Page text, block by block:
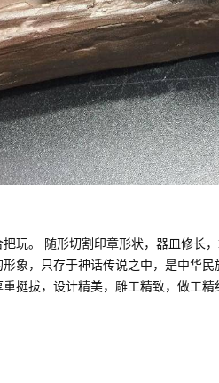
玩。 随形切割印章形状，器皿修长
象，只存于神话传说之中，是中华民
挺拔，设计精美，雕工精致，做工